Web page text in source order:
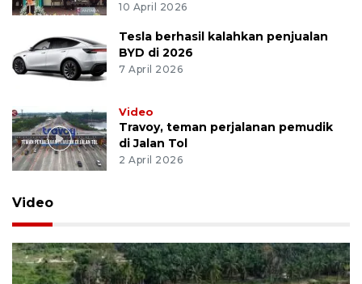
10 April 2026
Tesla berhasil kalahkan penjualan
BYD di 2026
7 April 2026
Video
Travoy, teman perjalanan pemudik
di Jalan Tol
2 April 2026
Video